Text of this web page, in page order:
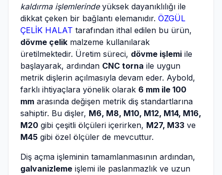
kaldırma işlemlerindeyüksek dayanıklılığı ile
dikkat çeken bir bağlantı elemanıdır. ÖZGÜL
ÇELİK HALAT tarafından ithal edilen bu ürün,
dövme çelik malzeme kullanılarak
üretilmektedir. Üretim süreci, dövme işlemi ile
başlayarak, ardından CNC torna ile uygun
metrik dişlerin açılmasıyla devam eder. Aybold,
farklı ihtiyaçlara yönelik olarak 6 mm ile 100
mm arasında değişen metrik diş standartlarına
sahiptir. Bu dişler, M6, M8, M10, M12, M14, M16,
M20 gibi çeşitli ölçüleri içerirken, M27, M33 ve
M45 gibi özel ölçüler de mevcuttur.
Diş açma işleminin tamamlanmasının ardından,
galvanizleme işlemi ile paslanmazlık ve uzun